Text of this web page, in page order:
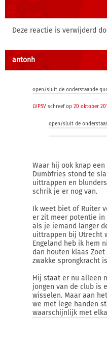
Deze reactie is verwijderd
antonh
open/sluit de onderstaande
LVPSV schreef op 20 oktober
open/sluit de
Waar hij ook knap
Dumbfries stond te
uittrappen en
schrik je er nog van.
Ik weet biet of Ruiter
er zit meer potentie in
als je iemand langer
uittrappen bij Utrecht
Engeland heb ik hem
dan houten klaas
zwakke sprongkracht
Hij staat er nu alleen
jongen van de club is
wisselen. Maar aan
we met lege handen
waarschijnlijk met